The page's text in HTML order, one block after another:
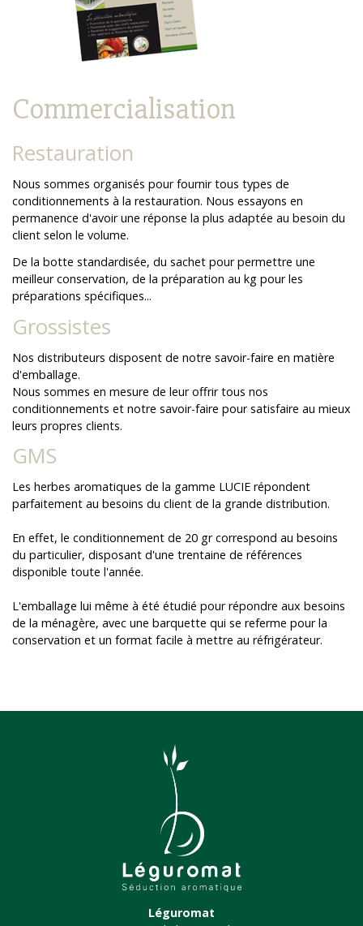
Commercialisation
Restauration
Nous sommes organisés pour fournir tous types de
conditionnements à la restauration. Nous essayons en
permanence d'avoir une réponse la plus adaptée au besoin du
client selon le volume.
De la botte standardisée, du sachet pour permettre une
meilleur conservation, de la préparation au kg pour les
préparations spécifiques...
Grossistes
Nos distributeurs disposent de notre savoir-faire en matière
d'emballage.
Nous sommes en mesure de leur offrir tous nos
conditionnements et notre savoir-faire pour satisfaire au mieux
leurs propres clients.
GMS
Les herbes aromatiques de la gamme LUCIE répondent
parfaitement au besoins du client de la grande distribution.
En effet, le conditionnement de 20 gr correspond au besoins
du particulier, disposant d'une trentaine de références
disponible toute l'année.
L'emballage lui même à été étudié pour répondre aux besoins
de la ménagère, avec une barquette qui se referme pour la
conservation et un format facile à mettre au réfrigérateur.
Léguromat